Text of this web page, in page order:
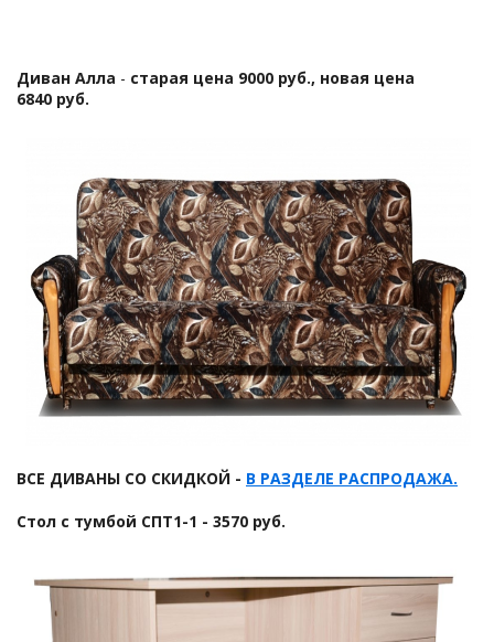
Диван Алла - старая цена 9000 руб., новая цена
6840 руб.
ВСЕ ДИВАНЫ СО СКИДКОЙ - В РАЗДЕЛЕ РАСПРОДАЖА.
Стол с тумбой СПТ1-1 - 3570 руб.